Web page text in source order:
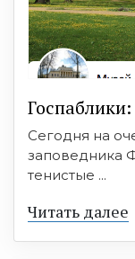
Сегодня на
заповедника
тенистые ...
Читать далее